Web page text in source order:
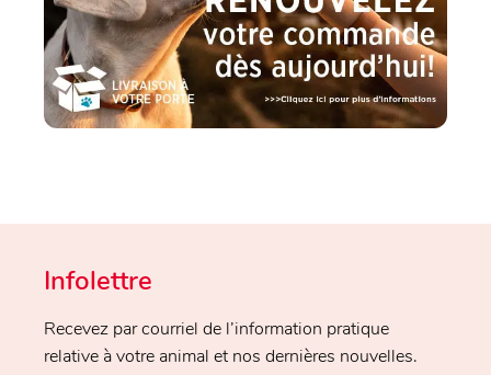
Infolettre
Recevez par courriel de l’information pratique
relative à votre animal et nos dernières nouvelles.